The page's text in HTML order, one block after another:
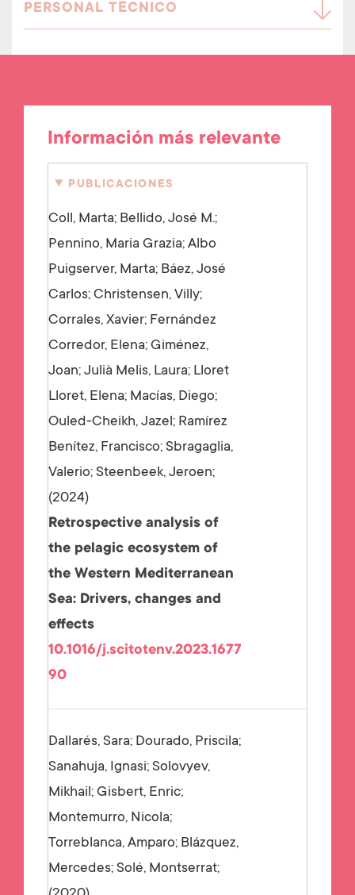
PERSONAL TÉCNICO
Información más relevante
PUBLICACIONES
Coll, Marta; Bellido, José M.;
Pennino, Maria Grazia; Albo
Puigserver, Marta; Báez, José
Carlos; Christensen, Villy;
Corrales, Xavier; Fernández
Corredor, Elena; Giménez,
Joan; Julià Melis, Laura; Lloret
Lloret, Elena; Macías, Diego;
Ouled-Cheikh, Jazel; Ramírez
Benítez, Francisco; Sbragaglia,
Valerio; Steenbeek, Jeroen;
2024
Retrospective analysis of
the pelagic ecosystem of
the Western Mediterranean
Sea: Drivers, changes and
effects
10.1016/j.scitotenv.2023.1677
90
Dallarés, Sara; Dourado, Priscila;
Sanahuja, Ignasi; Solovyev,
Mikhail; Gisbert, Enric;
Montemurro, Nicola;
Torreblanca, Amparo; Blázquez,
Mercedes; Solé, Montserrat;